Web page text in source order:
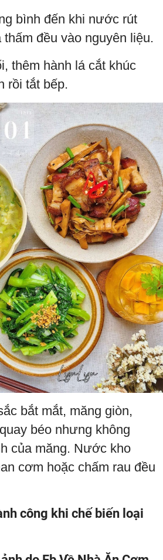
bình đến khi nước rút
đều vào nguyên liệu.
thêm hành lá cắt khúc
rồi tắt bếp.
bắt mắt, măng giòn,
béo nhưng không
của măng. Nước kho
cơm hoặc chấm rau đều
công khi chế biến loại